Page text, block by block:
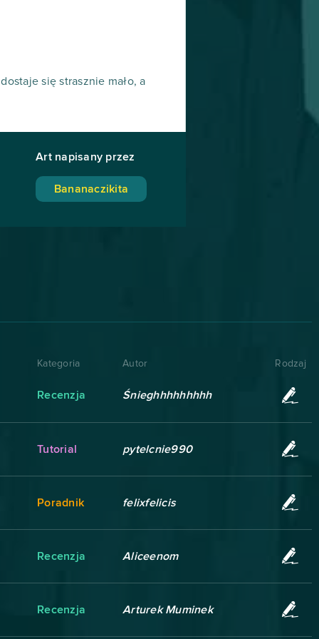
się strasznie mało, a
Art napisany przez
Bananaczikita
Kategoria Autor Rodzaj
Recenzja Śnieghhhhhhhhh
Tutorial pytelcnie990
Poradnik felixfelicis
Recenzja Aliceenom
Recenzja Arturek Muminek